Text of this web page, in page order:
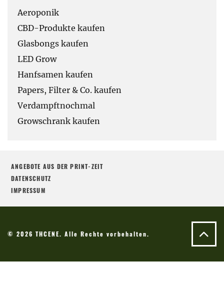
Aeroponik
CBD-Produkte kaufen
Glasbongs kaufen
LED Grow
Hanfsamen kaufen
Papers, Filter & Co. kaufen
Verdampftnochmal
Growschrank kaufen
ANGEBOTE AUS DER PRINT-ZEIT
DATENSCHUTZ
IMPRESSUM
© 2026 THCENE. Alle Rechte vorbehalten.